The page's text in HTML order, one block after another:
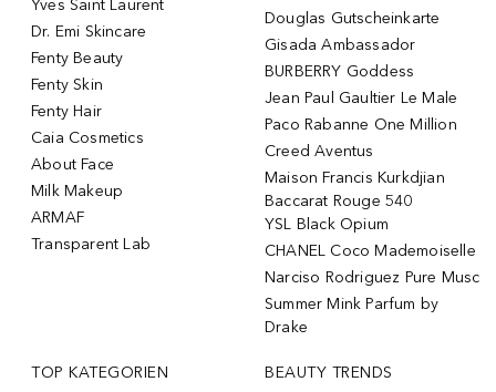
Yves Saint Laurent
Dr. Emi Skincare
Fenty Beauty
Fenty Skin
Fenty Hair
Caia Cosmetics
About Face
Milk Makeup
ARMAF
Transparent Lab
Douglas Gutscheinkarte
Gisada Ambassador
BURBERRY Goddess
Jean Paul Gaultier Le Male
Paco Rabanne One Million
Creed Aventus
Maison Francis Kurkdjian
Baccarat Rouge 540
YSL Black Opium
CHANEL Coco Mademoiselle
Narciso Rodriguez Pure Musc
Summer Mink Parfum by
Drake
TOP KATEGORIEN BEAUTY TRENDS